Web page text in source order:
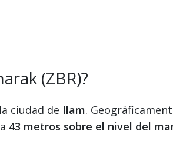
(ZBR)?
ciudad de Ilam.
43 metros sobre el nivel del